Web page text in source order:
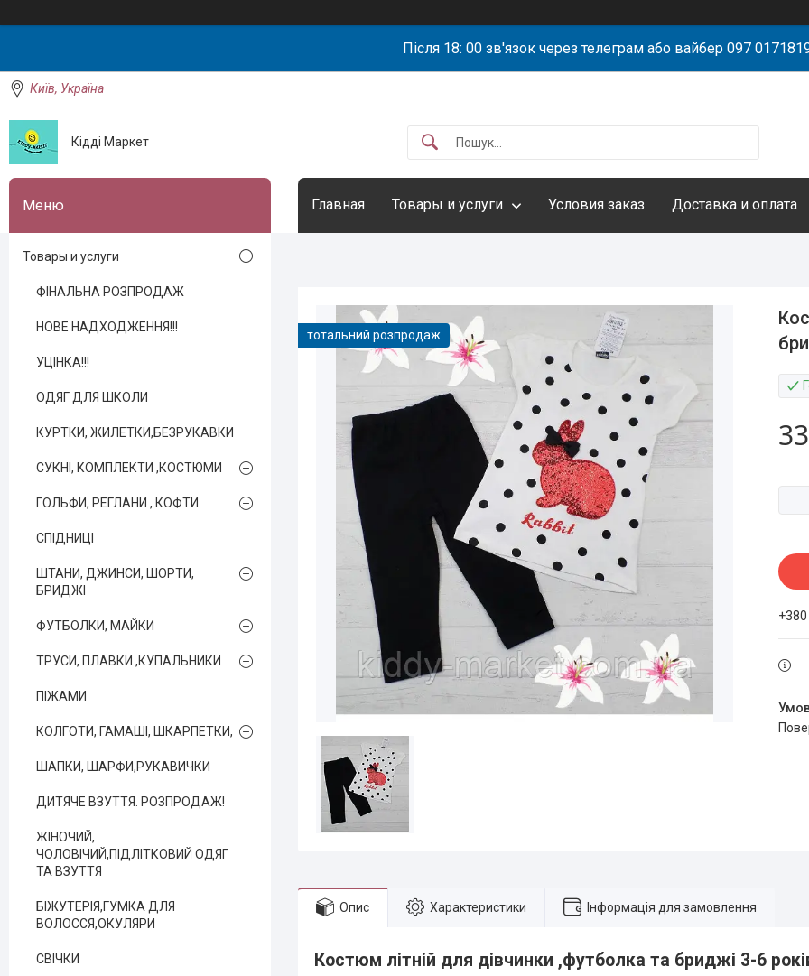
Після 18: 00 зв'язок через телеграм або вайбер 097
Київ, Україна
Кідді Маркет
Главная Товары и услуги Условия заказ Доставка и оплата
тотальний розпродаж
Опис Характеристики Інформація для замовлення
Костюм літній для дівчинки ,футболка та бриджі 3-6
Товары и услуги
ФІНАЛЬНА РОЗПРОДАЖ
НОВЕ НАДХОДЖЕННЯ!!!
УЦІНКА!!!
ОДЯГ ДЛЯ ШКОЛИ
КУРТКИ, ЖИЛЕТКИ,БЕЗРУКАВКИ
СУКНІ, КОМПЛЕКТИ ,КОСТЮМИ
ГОЛЬФИ, РЕГЛАНИ , КОФТИ
СПІДНИЦІ
ШТАНИ, ДЖИНСИ, ШОРТИ,
БРИДЖІ
ФУТБОЛКИ, МАЙКИ
ТРУСИ, ПЛАВКИ ,КУПАЛЬНИКИ
ПІЖАМИ
КОЛГОТИ, ГАМАШІ, ШКАРПЕТКИ,
ШАПКИ, ШАРФИ,РУКАВИЧКИ
ДИТЯЧЕ ВЗУТТЯ. РОЗПРОДАЖ!
ЖІНОЧИЙ,
ЧОЛОВІЧИЙ,ПІДЛІТКОВИЙ ОДЯГ
ТА ВЗУТТЯ
БІЖУТЕРІЯ,ГУМКА ДЛЯ
ВОЛОССЯ,ОКУЛЯРИ
СВІЧКИ